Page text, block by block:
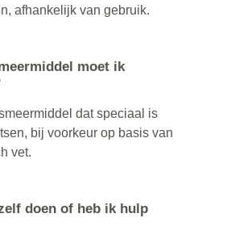
afhankelijk van gebruik.
moet ik
dat speciaal is
bij voorkeur op basis van
vet.
doen of heb ik hulp